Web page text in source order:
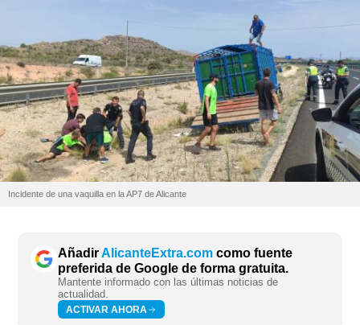
Incidente de una vaquilla en la AP7 de Alicante
AñadirAlicanteExtra.com como fuente
preferida de Google de forma gratuita.
Mantente informado con las últimas noticias de
actualidad.
ACTIVAR AHORA